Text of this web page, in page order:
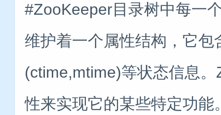
#ZooKeeper目录树中每一
维护着一个属性结构，它
(ctime,mtime)等状态信息
性来实现它的某些特定功